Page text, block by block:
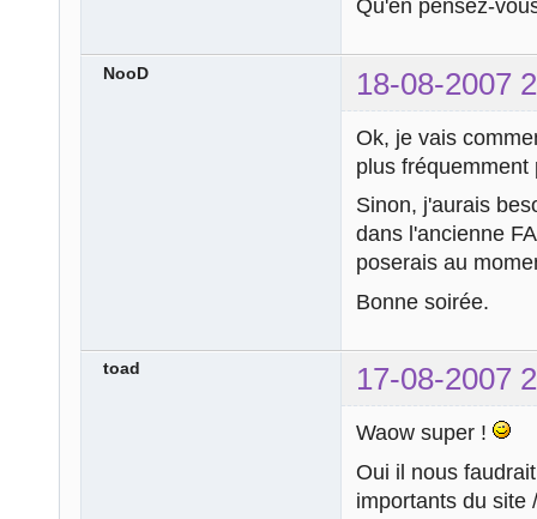
Qu'en pensez-
NooD 18-08-2007
Ok, je vais
plus
Sinon, j'aurais
dans l'ancienne
poserais au
Bonne soirée.
toad 17-08-2007
Waow super !
Oui il nous
importants du site